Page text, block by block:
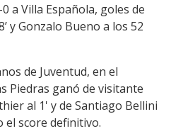
a Villa Española, goles de
y Gonzalo Bueno a los 52
de Juventud, en el
Piedras ganó de visitante
al 1' y de Santiago Bellini
el score definitivo.